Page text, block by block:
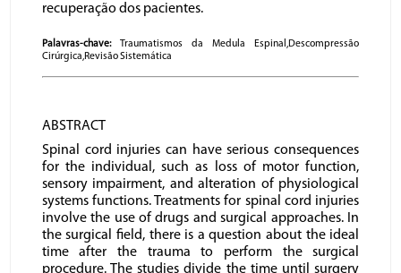
recuperação dos pacientes.
Palavras-chave:Traumatismos da Medula Espinal,Descompressão
Cirúrgica,Revisão Sistemática
ABSTRACT
Spinal cord injuries can have serious consequences
for the individual, such as loss of motor function,
sensory impairment, and alteration of physiological
systems functions. Treatments for spinal cord injuries
involve the use of drugs and surgical approaches. In
the surgical field, there is a question about the ideal
time after the trauma to perform the surgical
procedure. The studies divide the time until surgery